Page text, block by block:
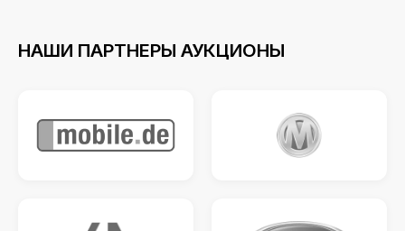
НАШИ ПАРТНЕРЫ АУКЦИОНЫ